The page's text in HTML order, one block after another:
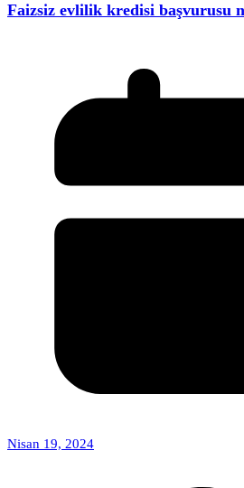
Faizsiz evlilik kredisi başvurusu
Nisan 19, 2024